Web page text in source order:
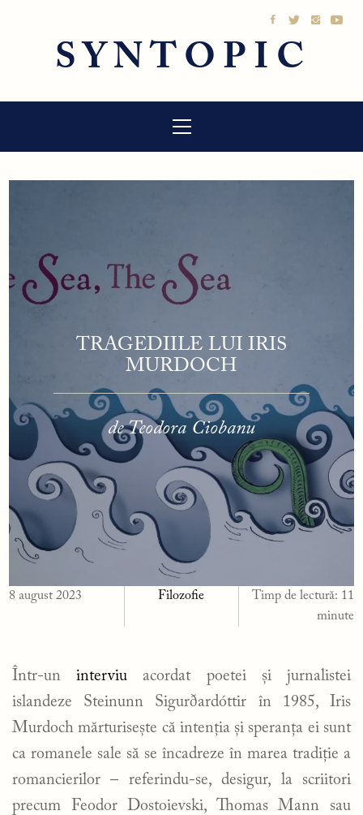
SYNTOPIC
principal
TRAGEDIILE LUI IRIS
MURDOCH
de Teodora Ciobanu
8 august 2023 Filozofie Timp de lectură: 11
minute
Într-uninterviu acordat poetei și jurnalistei
islandeze Steinunn Sigurðardóttir în 1985, Iris
Murdoch mărturisește că intenția și speranța ei sunt
ca romanele sale să se încadreze în marea tradiție a
romancierilor – referindu-se, desigur, la scriitori
precum Feodor Dostoievski, Thomas Mann sau